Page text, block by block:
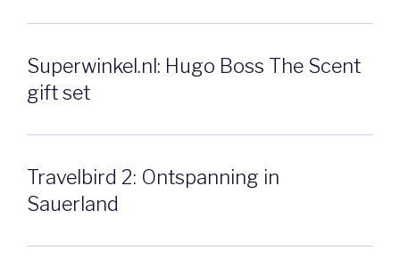
Superwinkel.nl: Hugo Boss The Scent
gift set
Travelbird 2: Ontspanning in
Sauerland